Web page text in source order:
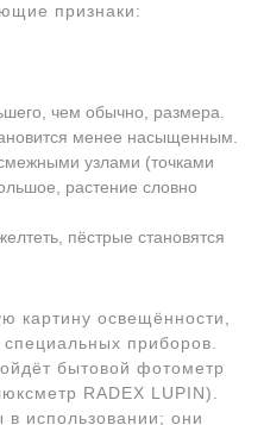
признаки:
чем обычно, размера.
менее насыщенным.
узлами (точками
растение словно
пёстрые становятся
картину освещённости,
приборов.
бытовой фотометр
RADEX LUPIN).
в использовании; они